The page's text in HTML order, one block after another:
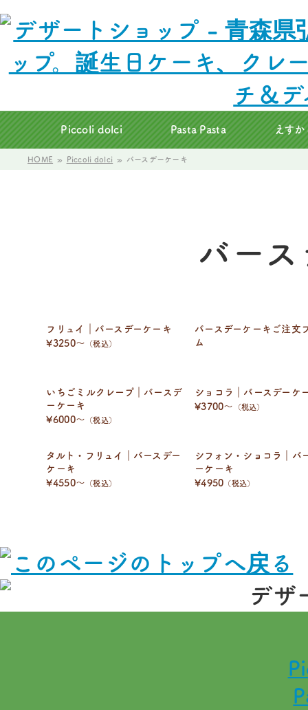
Piccoli dolci Pasta Pasta えすか
HOME Piccoli dolci バースデーケーキ
バー
フリュイ｜バースデーケーキ
¥3250〜 （税込）
バースデーケーキご注文
ム
いちごミルクレープ｜バースデ
ーケーキ
¥6000〜 （税込）
ショコラ｜バースデーケ
¥3700〜
（税込）
タルト・フリュイ｜バースデー
ケーキ
¥4550〜 （税込）
シフォン・ショコラ｜バ
ーケーキ
¥4950 （税込）